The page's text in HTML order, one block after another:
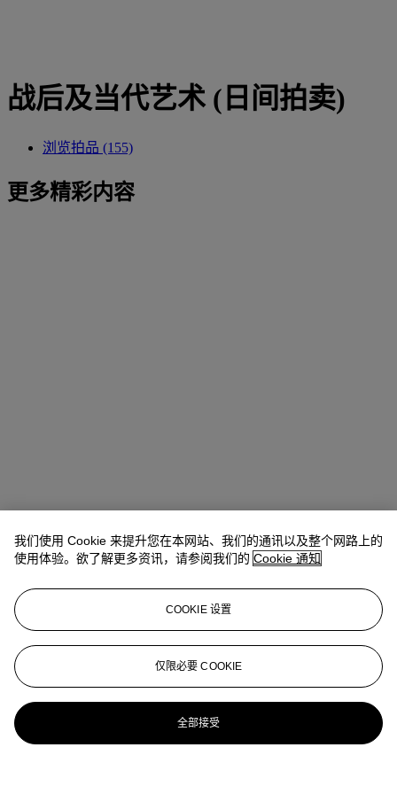
战后及当代艺术 (日间拍卖)
浏览拍品 (155)
更多精彩内容
我们使用 Cookie 来提升您在本网站、我们的通讯以及整个网路上的
使用体验。欲了解更多资讯，请参阅我们的 Cookie 通知
COOKIE 设置
仅限必要 COOKIE
全部接受